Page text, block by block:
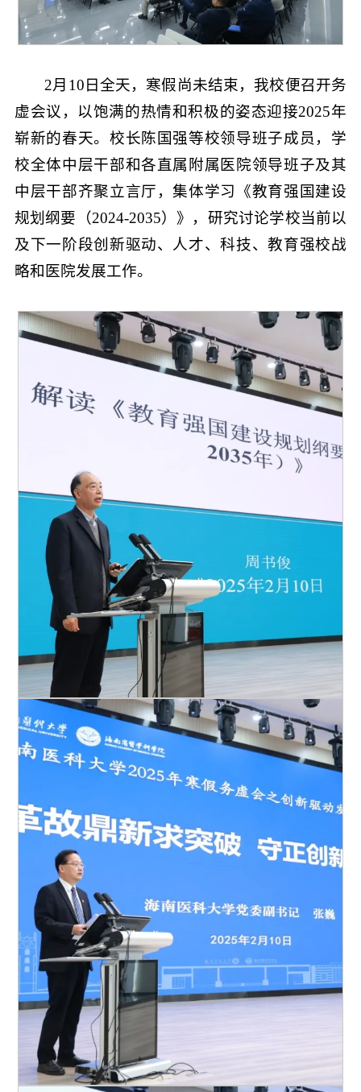
2月10日全天，寒假尚未结束，我校便召开务
虚会议，以饱满的热情和积极的姿态迎接2025年
崭新的春天。校长陈国强等校领导班子成员，学
校全体中层干部和各直属附属医院领导班子及其
中层干部齐聚立言厅，集体学习《教育强国建设
规划纲要（2024-2035）》，研究讨论学校当前以
及下一阶段创新驱动、人才、科技、教育强校战
略和医院发展工作。